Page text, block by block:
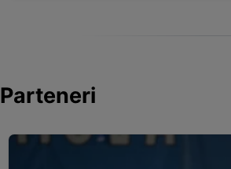
Parteneri